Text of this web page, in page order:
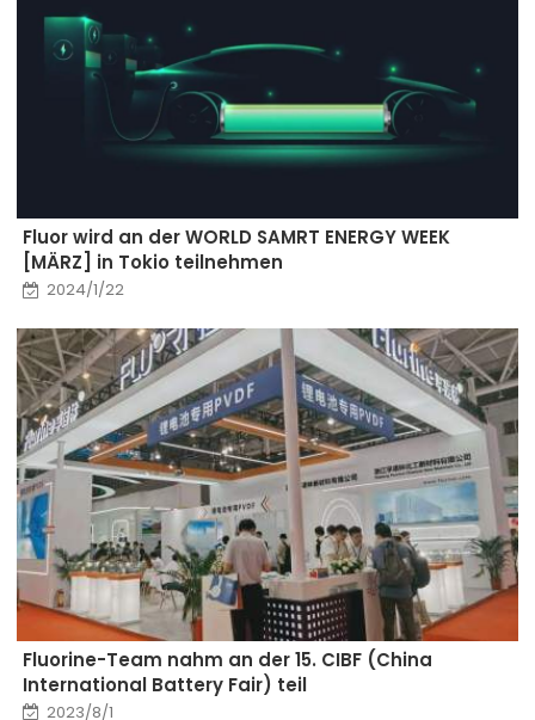
Fluor wird an der WORLD SAMRT ENERGY WEEK
[MÄRZ] in Tokio teilnehmen
2024/1/22
Fluorine-Team nahm an der 15. CIBF (China
International Battery Fair) teil
2023/8/1